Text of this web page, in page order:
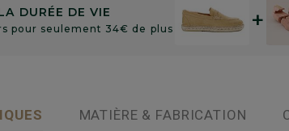
DURÉE DE VIE
pour seulement 34€ de plus +
MATIÈRE & FABRICATION